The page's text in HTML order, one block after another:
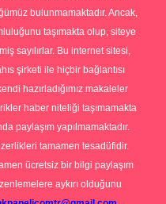
bulunmamaktadır. Ancak,
taşımakta olup, siteye
sayılırlar. Bu internet sitesi,
şirketi ile hiçbir bağlantısı
hazırladığımız makaleler
haber niteliği taşımamakta
paylaşım yapılmamaktadır.
tamamen tesadüfidir.
ücretsiz bir bilgi paylaşım
aykırı olduğunu